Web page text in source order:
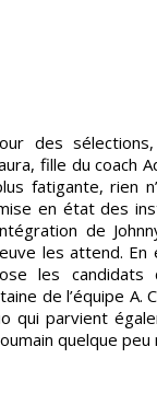
des
fille du coach
fatigante, rien
en état des
de
les attend. En
les candidats
de l’équipe A.
qui parvient
quelque peu